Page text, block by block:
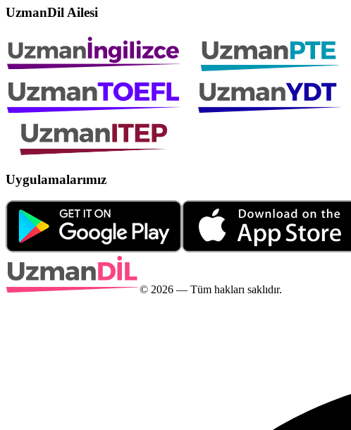
UzmanDil Ailesi
Uygulamalarımız
© 2026 — Tüm hakları saklıdır.